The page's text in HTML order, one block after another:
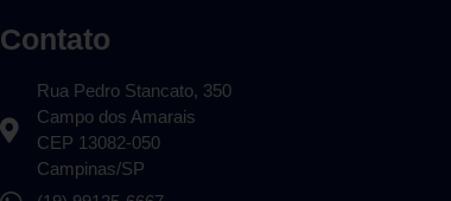
Contato
Rua Pedro Stancato, 350
Campo dos Amarais
CEP 13082-050
Campinas/SP